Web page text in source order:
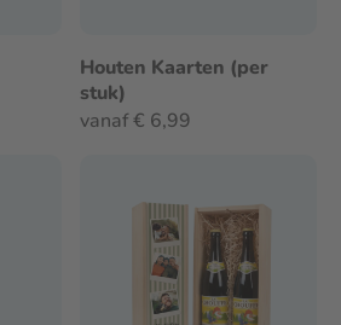
Houten Kaarten (per
stuk)
vanaf € 6,99